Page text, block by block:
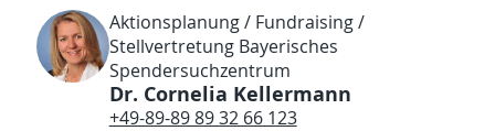
Aktionsplanung / Fundraising /
Stellvertretung Bayerisches
Spendersuchzentrum
Dr. Cornelia Kellermann
+49-89-89 89 32 66 123